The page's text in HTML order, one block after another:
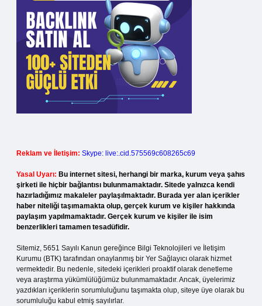
Reklam ve İletişim: Skype: live:.cid.575569c608265c69
Yasal Uyarı: Bu internet sitesi, herhangi bir marka, kurum veya şahıs
şirketi ile hiçbir bağlantısı bulunmamaktadır. Sitede yalnızca kendi
hazırladığımız makaleler paylaşılmaktadır. Burada yer alan içerikler
haber niteliği taşımamakta olup, gerçek kurum ve kişiler hakkında
paylaşım yapılmamaktadır. Gerçek kurum ve kişiler ile isim
benzerlikleri tamamen tesadüfidir.
Sitemiz, 5651 Sayılı Kanun gereğince Bilgi Teknolojileri ve İletişim
Kurumu (BTK) tarafından onaylanmış bir Yer Sağlayıcı olarak hizmet
vermektedir. Bu nedenle, sitedeki içerikleri proaktif olarak denetleme
veya araştırma yükümlülüğümüz bulunmamaktadır. Ancak, üyelerimiz
yazdıkları içeriklerin sorumluluğunu taşımakta olup, siteye üye olarak bu
sorumluluğu kabul etmiş sayılırlar.